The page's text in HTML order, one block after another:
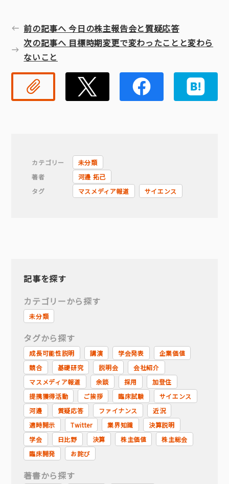
前の記事へ 今日の株主報告会と質疑応答
次の記事へ 目標時期変更で変わったことと変わら
ないこと
リンクコピー Twitter
カテゴリー
未分類
著者
河邊 拓己
タグ
マスメディア報道 サイエンス
記事を探す
カテゴリーから探す
未分類
タグから探す
成長可能性説明 講演 学会発表
企業価値
競合
基礎研究 説明会
会社紹介
マスメディア報道
余談 採用
加登住
提携獲得活動
ご挨拶 臨床試験
サイエンス
河邊
質疑応答 ファイナンス
近況
適時開示
Twitter 業界知識
決算説明
学会
日比野 決算 株主価値
株主総会
臨床開発
お詫び
著書から探す